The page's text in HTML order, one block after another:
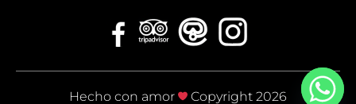
Hecho con amor Copyright 2026